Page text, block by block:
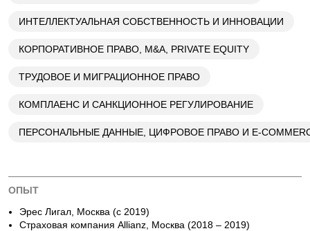
ИНТЕЛЛЕКТУАЛЬНАЯ СОБСТВЕННОСТЬ И ИННОВАЦИИ
КОРПОРАТИВНОЕ ПРАВО, M&A, PRIVATE EQUITY
ТРУДОВОЕ И МИГРАЦИОННОЕ ПРАВО
КОМПЛАЕНС И САНКЦИОННОЕ РЕГУЛИРОВАНИЕ
ПЕРСОНАЛЬНЫЕ ДАННЫЕ, ЦИФРОВОЕ ПРАВО И E-
ОПЫТ
Эрес Лигал, Москва (с 2019)
Страховая компания Allianz, Москва (2018 – 2019)